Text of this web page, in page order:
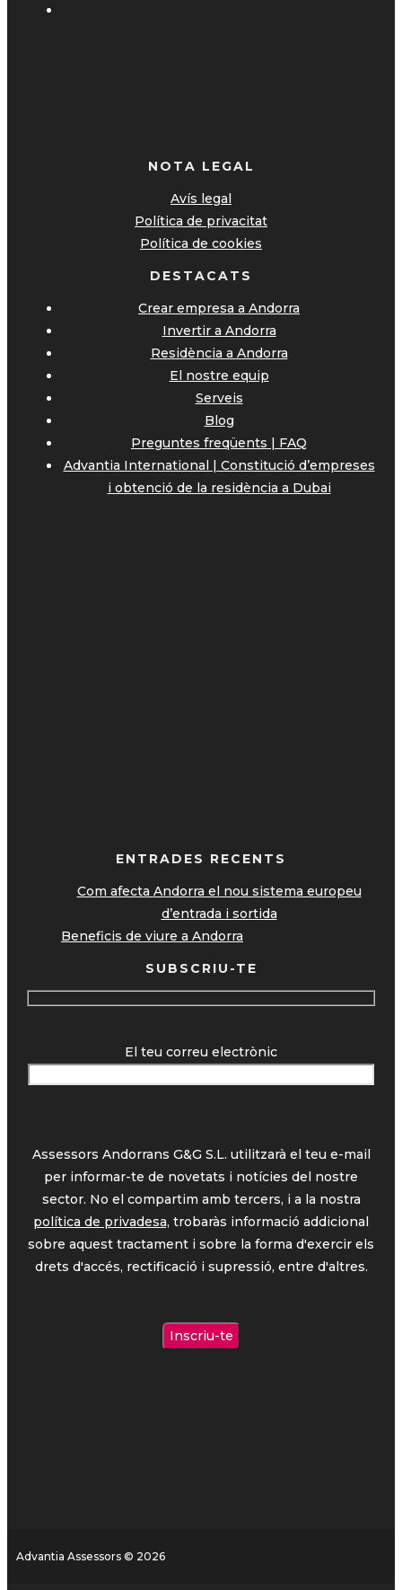
NOTA LEGAL
Avís legal
Política de privacitat
Política de cookies
DESTACATS
Crear empresa a Andorra
Invertir a Andorra
Residència a Andorra
El nostre equip
Serveis
Blog
Preguntes freqüents | FAQ
Advantia International | Constitució d’empreses
i obtenció de la residència a Dubai
ENTRADES RECENTS
Com afecta Andorra el nou sistema europeu
d’entrada i sortida
Beneficis de viure a Andorra
SUBSCRIU-TE
El teu correu electrònic
Assessors Andorrans G&G S.L. utilitzarà el teu e-mail
per informar-te de novetats i notícies del nostre
sector. No el compartim amb tercers, i a la nostra
política de privadesa, trobaràs informació addicional
sobre aquest tractament i sobre la forma d'exercir els
drets d'accés, rectificació i supressió, entre d'altres.
Advantia Assessors © 2026